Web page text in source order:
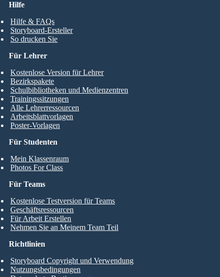
Hilfe
Hilfe & FAQs
Storyboard-Ersteller
So drucken Sie
Für Studenten
Mein Klassenraum
Photos For Class
Für Lehrer
Kostenlose Version für Lehrer
Bezirkspakete
Schulbibliotheken und Medienzentren
Trainingssitzungen
Alle Lehrerressourcen
Arbeitsblattvorlagen
Poster-Vorlagen
Für Teams
Kostenlose Testversion für Teams
Geschäftsressourcen
Für Arbeit Erstellen
Nehmen Sie an Meinem Team Teil
Richtlinien
Storyboard Copyright und Verwendung
Nutzungsbedingungen